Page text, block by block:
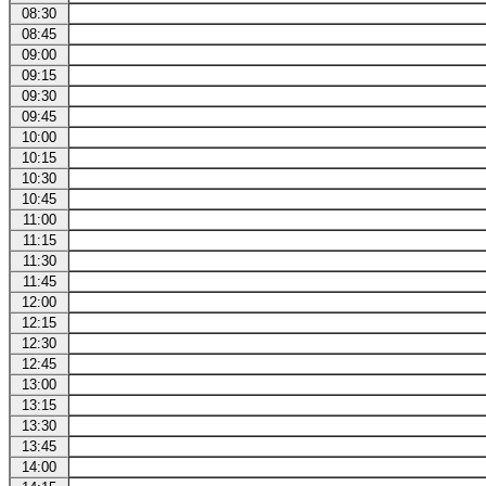
08:30
08:45
09:00
09:15
09:30
09:45
10:00
10:15
10:30
10:45
11:00
11:15
11:30
11:45
12:00
12:15
12:30
12:45
13:00
13:15
13:30
13:45
14:00